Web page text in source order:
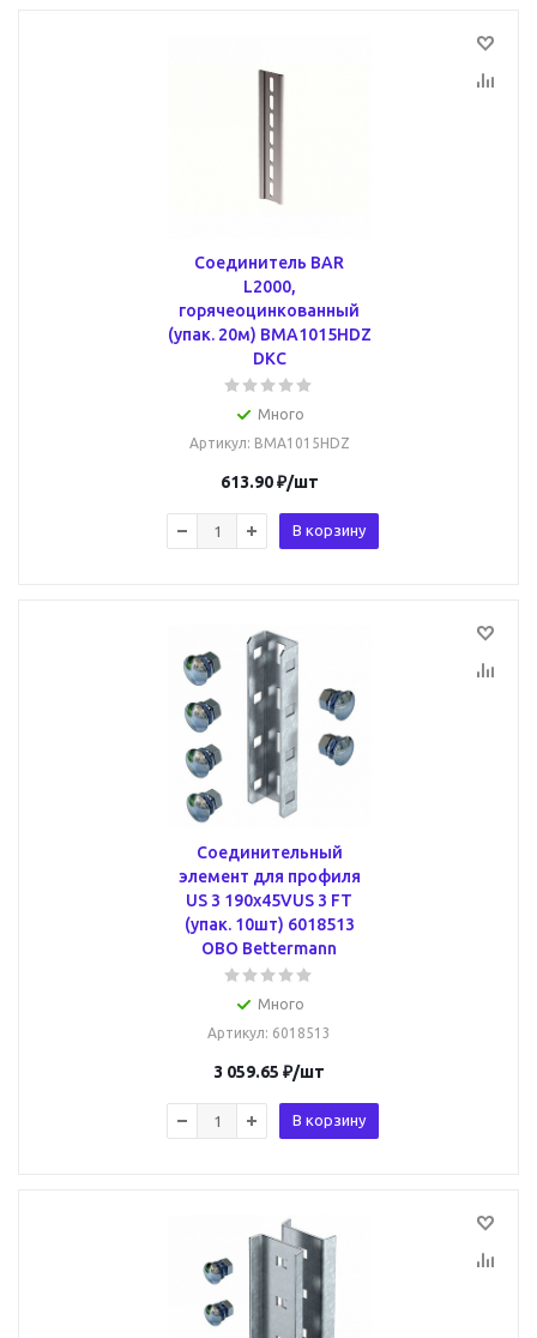
Соединитель BAR
L2000,
горячеоцинкованный
(упак. 20м) BMA1015HDZ
DKC
Много
Артикул: BMA1015HDZ
613.90₽/шт
В корзину
Соединительный
элемент для профиля
US 3 190x45VUS 3 FT
(упак. 10шт) 6018513
OBO Bettermann
Много
Артикул: 6018513
3 059.65 ₽/шт
В корзину